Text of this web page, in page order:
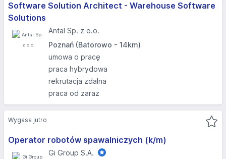
Software Solution Architect - Warehouse Software
Solutions
Antal Sp. z o.o.
Poznań (Batorowo - 14km)
umowa o pracę
praca hybrydowa
rekrutacja zdalna
praca od zaraz
Operator robotów spawalniczych (k/m)
Gi Group S.A.
Wygasa jutro